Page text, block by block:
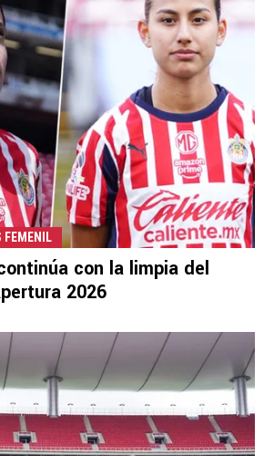
FEMENIL
con la limpia del
2026